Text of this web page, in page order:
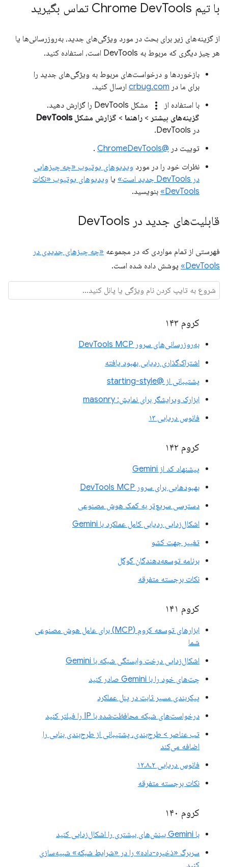
با تیم Chrome Dev Tools تماس بگیرید
از گزینه‌های زیر برای بحث در مورد ویژگی‌های جدید، به‌روزرسانی‌ها یا
هر چیز دیگری که مربوط به DevTools است، استفاده کنید.
بازخوردها و درخواست‌های مربوط به ویژگی‌های جدید را
برای ما در crbug.com ارسال کنید.
با استفاده از
more_vert
مشکل DevTools را گزارش دهید.
گزینه‌های بیشتر > راهنما > گزارش مشکل DevTools
در DevTools.
توییت در @ChromeDevTools
.
نظرات خود را در مورد ویدیوهای یوتیوب «چه چیزهایی
در DevTools جدید است»
یا ویدیوهای یوتیوب «نکات
DevTools»
بنویسید.
قابلیت‌های جدید در Dev Tools
فهرستی از تمام مواردی که در مجموعه «چه چیزهای جدیدی در
DevTools»
پوشش داده شده است.
کروم ۱۴۳
به‌روزرسانی‌های سرور DevTools MCP
اشتراک‌گذاری ردیابی بهبود یافته
پشتیبانی از @starting-style
ابزارک ویرایشگر برای نمایش: masonry
فانوس دریایی ۱۳
کروم ۱۴۲
پیشنهاد کد از Gemini
بهبودهایی برای سرور DevTools MCP
دسترسی سریع‌تر به کمک هوش مصنوعی
اشکال‌زدایی ردیابی کامل عملکرد با Gemini
تغییر جهت کشو
برنامه توسعه‌دهندگان گوگل
نکات برجسته متفرقه
کروم ۱۴۱
ابزارهای توسعه کروم (MCP) برای عامل هوش مصنوعی
شما
اشکال‌زدایی درخت وابستگی شبکه با Gemini
چت‌های خود را با Gemini صادر کنید
پیکربندی مسیر ثابت در پنل عملکرد
درخواست‌های شبکه محافظت‌شده با IP را فیلتر کنید
تب عناصر > طرح‌بندی، پشتیبانی از طرح‌بندی بنایی را
اضافه می‌کند
فانوس دریایی ۱۲.۸.۲
نکات برجسته متفرقه
کروم ۱۴۰
با Gemini بینش‌های بیشتری را اشکال‌زدایی کنید
سربرگ «ذخیره-داده» را در «شرایط شبکه» شبیه‌سازی